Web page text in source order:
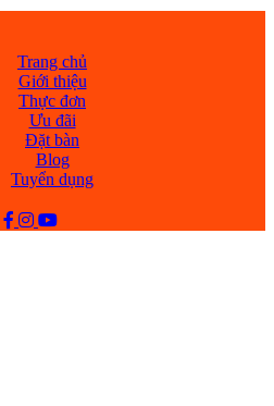
Trang chủ
Giới thiệu
Thực đơn
Ưu đãi
Đặt bàn
Blog
Tuyển dụng